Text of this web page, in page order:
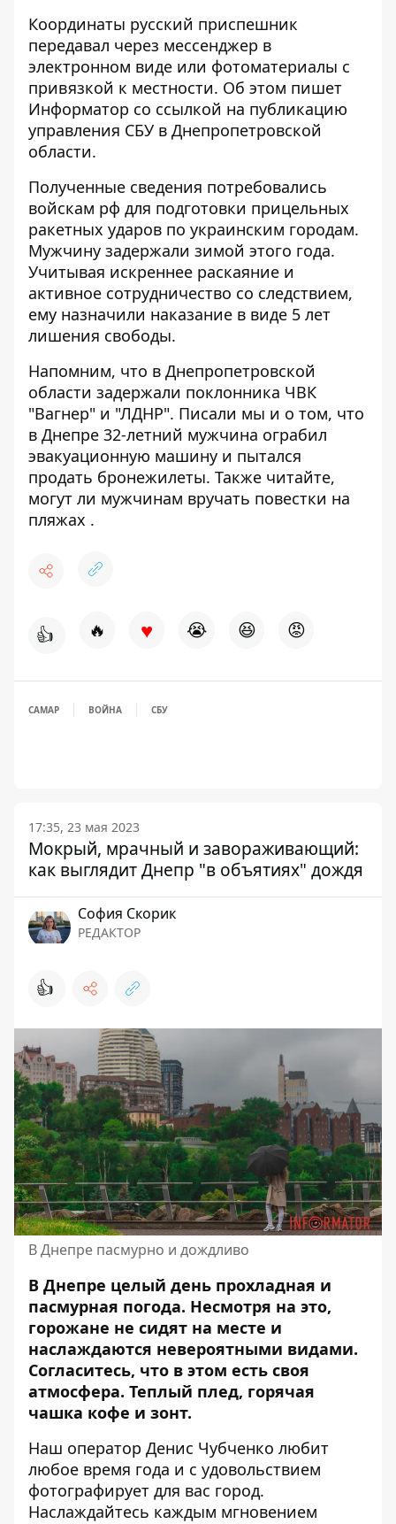
Координаты русский приспешник
передавал через мессенджер в
электронном виде или фотоматериалы с
привязкой к местности. Об этом пишет
Информатор со ссылкой на публикацию
управления СБУ в Днепропетровской
области.
Полученные сведения потребовались
войскам рф для подготовки прицельных
ракетных ударов по украинским городам.
Мужчину задержали зимой этого года.
Учитывая искреннее раскаяние и
активное сотрудничество со следствием,
ему назначили наказание в виде 5 лет
лишения свободы.
Напомним, что в Днепропетровской
области задержали поклонника ЧВК
"Вагнер" и "ЛДНР". Писали мы и о том, что
в Днепре 32-летний мужчина ограбил
эвакуационную машину и пытался
продать бронежилеты. Также читайте,
могут ли мужчинам вручать повестки на
пляжах .
👍 🔥 ♥ 😭 😆 😡
САМАР ВОЙНА СБУ
17:35, 23 мая 2023
Мокрый, мрачный и завораживающий:
как выглядит Днепр "в объятиях" дождя
София Скорик
РЕДАКТОР
👍
В Днепре пасмурно и дождливо
В Днепре целый день прохладная и
пасмурная погода. Несмотря на это,
горожане не сидят на месте и
наслаждаются невероятными видами.
Согласитесь, что в этом есть своя
атмосфера. Теплый плед, горячая
чашка кофе и зонт.
Наш оператор Денис Чубченко любит
любое время года и с удовольствием
фотографирует для вас город.
Наслаждайтесь каждым мгновением